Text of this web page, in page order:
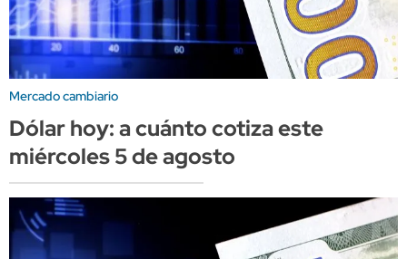
Mercado cambiario
Dólar hoy: a cuánto cotiza este
miércoles 5 de agosto